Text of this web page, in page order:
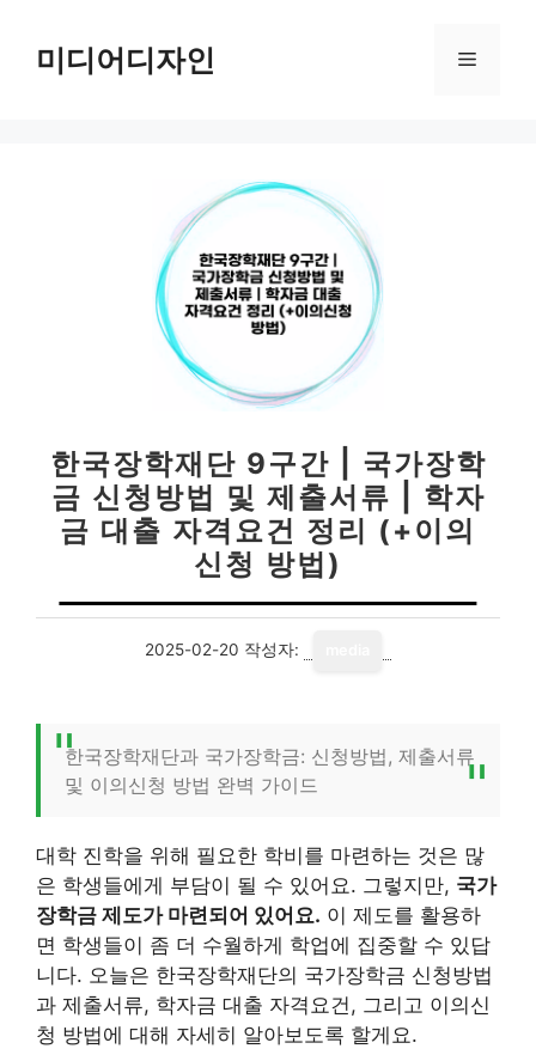
미디어디자인 메
한국장학재단 9구간 | 국가장학
금 신청방법 및 제출서류 | 학자
금 대출 자격요건 정리 (+이의
신청 방법)
2025-02-20 작성자:
한국장학재단과 국가장학금: 신청방법, 제출서류
및 이의신청 방법 완벽 가이드
대학 진학을 위해 필요한 학비를 마련하는 것은 많
은 학생들에게 부담이 될 수 있어요. 그렇지만, 국가
장학금 제도가 마련되어 있어요. 이 제도를 활용하
면 학생들이 좀 더 수월하게 학업에 집중할 수 있답
니다. 오늘은 한국장학재단의 국가장학금 신청방법
과 제출서류, 학자금 대출 자격요건, 그리고 이의신
청 방법에 대해 자세히 알아보도록 할게요.